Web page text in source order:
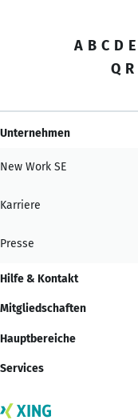
A B C D E
Q R
Unternehmen
New Work SE
Karriere
Presse
Hilfe & Kontakt
Mitgliedschaften
Hauptbereiche
Services